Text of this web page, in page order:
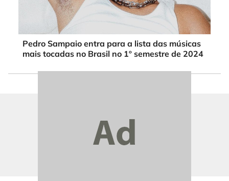
Pedro Sampaio entra para a lista das músicas
mais tocadas no Brasil no 1º semestre de 2024